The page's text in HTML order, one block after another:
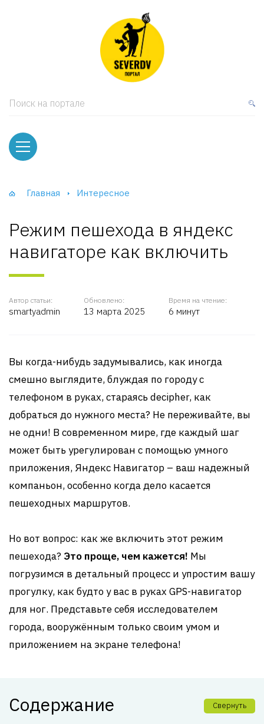
Поиск на портале
Главная Интересное
Режим пешехода в яндекс
навигаторе как включить
Автор статьи:
smartyadmin
Обновлено:
13 марта 2025
Время на чтение:
6 минут
Вы когда-нибудь задумывались, как иногда
смешно выглядите, блуждая по городу с
телефоном в руках, стараясь decipher, как
добраться до нужного места? Не переживайте, вы
не одни! В современном мире, где каждый шаг
может быть урегулирован с помощью умного
приложения, Яндекс Навигатор – ваш надежный
компаньон, особенно когда дело касается
пешеходных маршрутов.
Но вот вопрос: как же включить этот режим
пешехода? Это проще, чем кажется! Мы
погрузимся в детальный процесс и упростим вашу
прогулку, как будто у вас в руках GPS-навигатор
для ног. Представьте себя исследователем
города, вооружённым только своим умом и
приложением на экране телефона!
Содержание Свернуть
и тумбы